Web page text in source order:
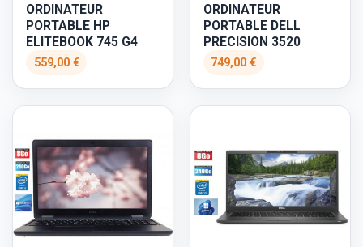
ORDINATEUR
PORTABLE HP
ELITEBOOK 745 G4
559,00 €
ORDINATEUR
PORTABLE DELL
PRECISION 3520
749,00 €